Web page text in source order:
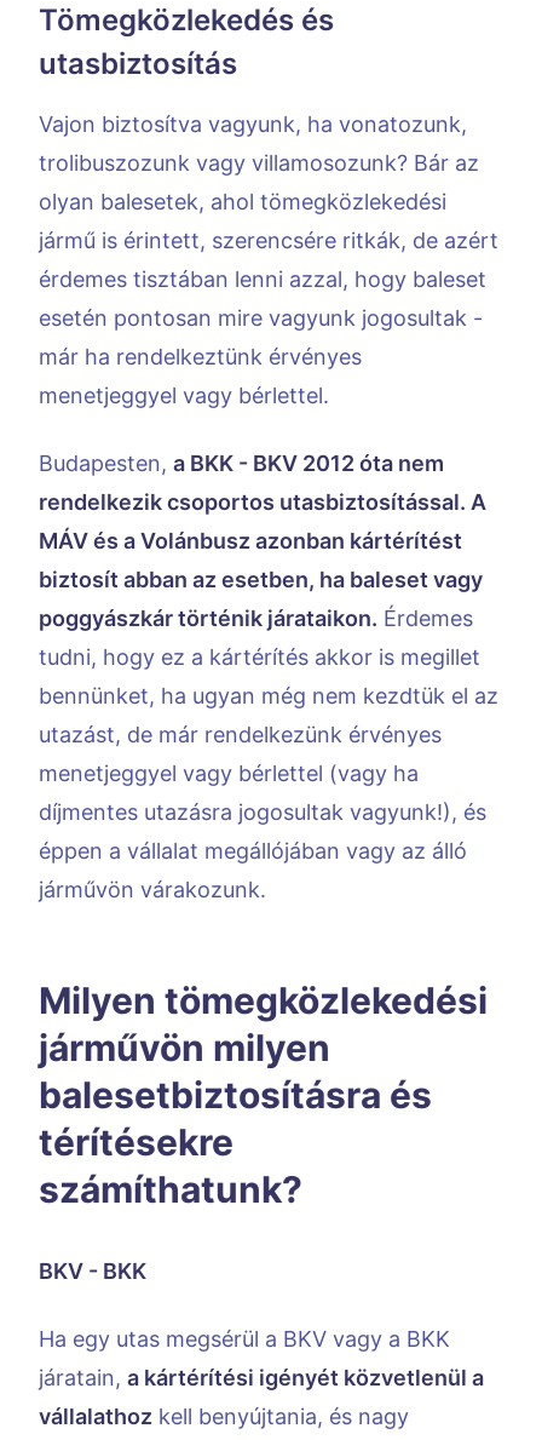
Tömegközlekedés és
utasbiztosítás
Vajon biztosítva vagyunk, ha vonatozunk,
trolibuszozunk vagy villamosozunk? Bár az
olyan balesetek, ahol tömegközlekedési
jármű is érintett, szerencsére ritkák, de azért
érdemes tisztában lenni azzal, hogy baleset
esetén pontosan mire vagyunk jogosultak -
már ha rendelkeztünk érvényes
menetjeggyel vagy bérlettel.
Budapesten, a BKK - BKV 2012 óta nem
rendelkezik csoportos utasbiztosítással. A
MÁV és a Volánbusz azonban kártérítést
biztosít abban az esetben, ha baleset vagy
poggyászkár történik járataikon. Érdemes
tudni, hogy ez a kártérítés akkor is megillet
bennünket, ha ugyan még nem kezdtük el az
utazást, de már rendelkezünk érvényes
menetjeggyel vagy bérlettel (vagy ha
díjmentes utazásra jogosultak vagyunk!), és
éppen a vállalat megállójában vagy az álló
járművön várakozunk.
Milyen tömegközlekedési
járművön milyen
balesetbiztosításra és
térítésekre
számíthatunk?
BKV - BKK
Ha egy utas megsérül a BKV vagy a BKK
járatain, a kártérítési igényét közvetlenül a
vállalathoz kell benyújtania, és nagy